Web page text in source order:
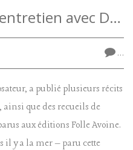
Michel Dugué : entretien avec D. Picard (Opala n°57, 2019)
…
a publié plusieurs récits
que des recueils de
aux éditions Folle Avoine.
il y a la mer – paru cette